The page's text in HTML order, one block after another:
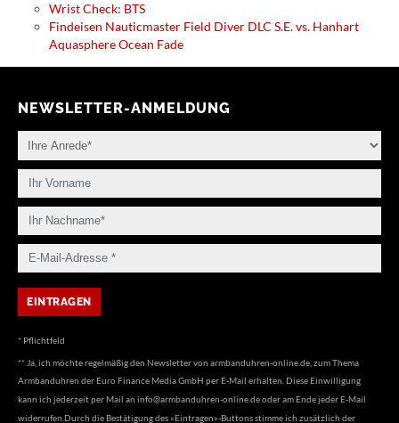
Wrist Check: BTS
Findeisen Nauticmaster Field Diver DLC S.E. vs. Hanhart
Aquasphere Ocean Fade
NEWSLETTER-ANMELDUNG
* Pflichtfeld
** Ja, ich möchte regelmäßig den Newsletter von armbanduhren-online.de, zum Thema
Armbanduhren der Euro Finance Media GmbH per E-Mail erhalten. Diese Einwilligung
kann ich jederzeit per Mail an info@armbanduhren-online.deoder am Ende jeder E-Mail
widerrufen.Durch die Bestätigung des «Eintragen»-Buttons stimme ich zusätzlich der